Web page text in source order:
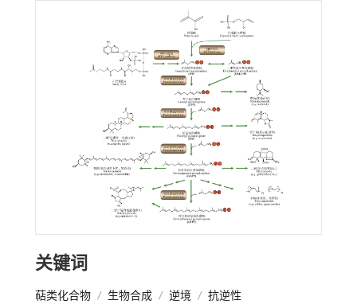
关键词
萜类化合物 / 生物合成 / 逆境 / 抗逆性